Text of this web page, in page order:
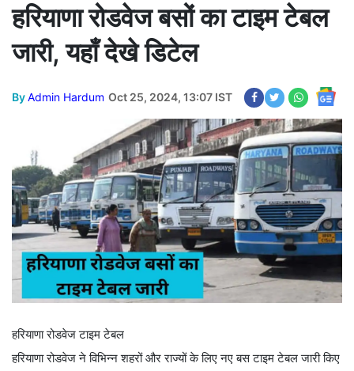
हरियाणा रोडवेज बसों का टाइम टेबल
जारी, यहाँ देखे डिटेल
ByAdmin Hardum Oct 25, 2024, 13:07 IST
हरियाणा रोडवेज टाइम टेबल
हरियाणा रोडवेज ने विभिन्न शहरों और राज्यों के लिए नए बस टाइम टेबल जारी किए